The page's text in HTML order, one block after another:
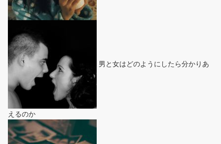
男と女はどのようにしたら分かりあ
えるのか